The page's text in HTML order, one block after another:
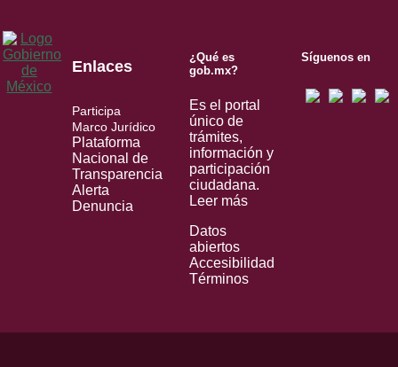
Enlaces
Participa
Marco Jurídico
Plataforma
Nacional de
Transparencia
Alerta
Denuncia
¿Qué es
gob.mx?
Es el portal
único de
trámites,
información y
participación
ciudadana.
Leer más
Datos
abiertos
Accesibilidad
Términos
Síguenos en